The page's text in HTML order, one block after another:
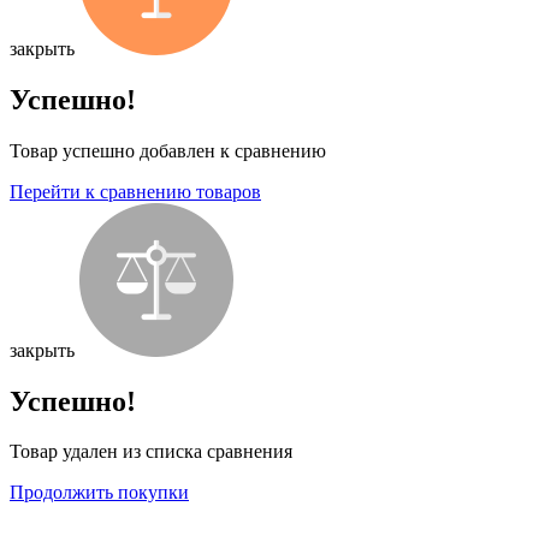
закрыть
Успешно!
Товар успешно добавлен к сравнению
Перейти к сравнению товаров
закрыть
Успешно!
Товар удален из списка сравнения
Продолжить покупки